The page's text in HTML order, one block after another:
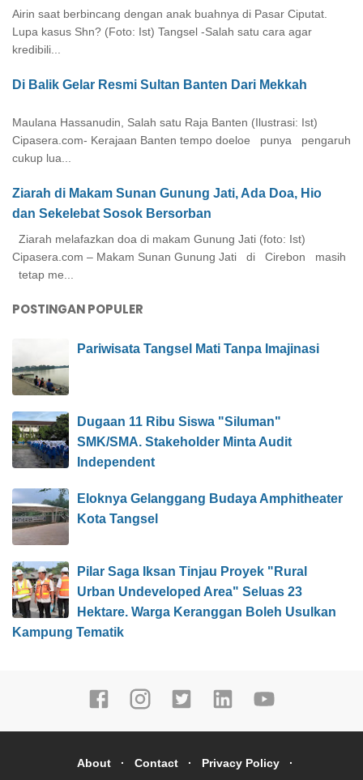
Airin saat berbincang dengan anak buahnya di Pasar Ciputat.
Lupa kasus Shn? (Foto: Ist) Tangsel -Salah satu cara agar
kredibili...
Di Balik Gelar Resmi Sultan Banten Dari Mekkah
Maulana Hassanudin, Salah satu Raja Banten (Ilustrasi: Ist)
Cipasera.com- Kerajaan Banten tempo doeloe punya pengaruh
cukup lua...
Ziarah di Makam Sunan Gunung Jati, Ada Doa, Hio
dan Sekelebat Sosok Bersorban
Ziarah melafazkan doa di makam Gunung Jati (foto: Ist)
Cipasera.com – Makam Sunan Gunung Jati di Cirebon masih
tetap me...
POSTINGAN POPULER
Pariwisata Tangsel Mati Tanpa Imajinasi
Dugaan 11 Ribu Siswa "Siluman"
SMK/SMA. Stakeholder Minta Audit
Independent
Eloknya Gelanggang Budaya Amphitheater
Kota Tangsel
Pilar Saga Iksan Tinjau Proyek "Rural
Urban Undeveloped Area" Seluas 23
Hektare. Warga Keranggan Boleh Usulkan
Kampung Tematik
About Contact
Privacy Policy